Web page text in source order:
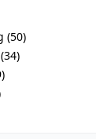
(50)